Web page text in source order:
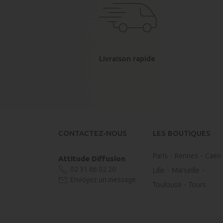
Livraison rapide
CONTACTEZ-NOUS
Attitude Diffusion
02 31 86 02 20
Envoyez un message
LES BOUTIQUES
Paris Rennes
Caen
Lille
Marseille
Toulouse
Tours